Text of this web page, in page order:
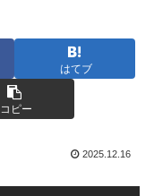
はてブ
コピー
2025.12.16